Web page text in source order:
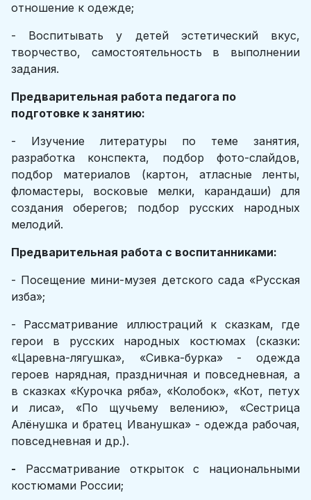
отношение к одежде;
- Воспитывать у детей эстетический вкус,
творчество, самостоятельность в выполнении
задания.
Предварительная работа педагога по
подготовке к занятию:
- Изучение литературы по теме занятия,
разработка конспекта, подбор фото-слайдов,
подбор материалов (картон, атласные ленты,
фломастеры, восковые мелки, карандаши) для
создания оберегов; подбор русских народных
мелодий.
Предварительная работа с воспитанниками:
- Посещение мини-музея детского сада «Русская
изба»;
- Рассматривание иллюстраций к сказкам, где
герои в русских народных костюмах (сказки:
«Царевна-лягушка», «Сивка-бурка» - одежда
героев нарядная, праздничная и повседневная, а
в сказках «Курочка ряба», «Колобок», «Кот, петух
и лиса», «По щучьему велению», «Сестрица
Алёнушка и братец Иванушка» - одежда рабочая,
повседневная и др.).
- Рассматривание открыток с национальными
костюмами России;